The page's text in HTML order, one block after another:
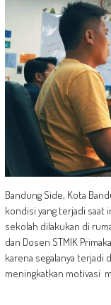
Bandung Side, Kota
kondisi yang terjadi saat
sekolah dilakukan di
dan Dosen STMIK
karena segalanya terjadi
meningkatkan motivasi